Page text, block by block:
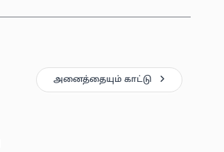
அனைத்தையும் காட்டு